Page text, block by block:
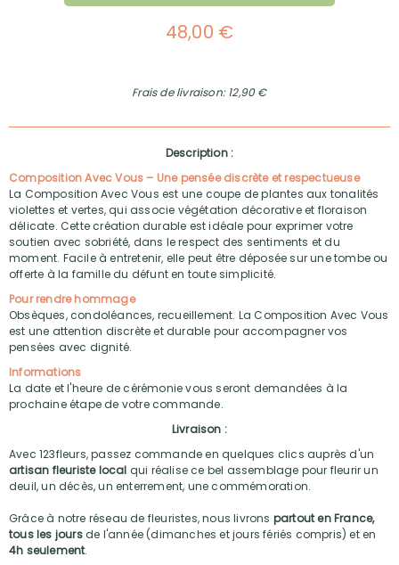
48,00 €
Frais de livraison: 12,90 €
Description :
Composition Avec Vous – Une pensée discrète et respectueuse
La Composition Avec Vous est une coupe de plantes aux tonalités
violettes et vertes, qui associe végétation décorative et floraison
délicate. Cette création durable est idéale pour exprimer votre
soutien avec sobriété, dans le respect des sentiments et du
moment. Facile à entretenir, elle peut être déposée sur une tombe ou
offerte à la famille du défunt en toute simplicité.
Pour rendre hommage
Obsèques, condoléances, recueillement. La Composition Avec Vous
est une attention discrète et durable pour accompagner vos
pensées avec dignité.
Informations
La date et l'heure de cérémonie vous seront demandées à la
prochaine étape de votre commande.
Livraison :
Avec 123fleurs, passez commande en quelques clics auprès d'un
artisan fleuriste local qui réalise ce bel assemblage pour fleurir un
deuil, un décès, un enterrement, une commémoration.
Grâce à notre réseau de fleuristes, nous livrons partout en France,
tous les joursde l'année (dimanches et jours fériés compris) et en
4h seulement.